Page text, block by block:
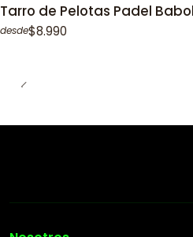
Tarro de Pelotas Padel
desde$8.990